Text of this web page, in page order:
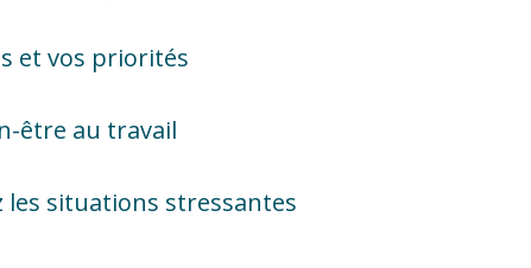
et vos priorités
être au travail
les situations stressantes